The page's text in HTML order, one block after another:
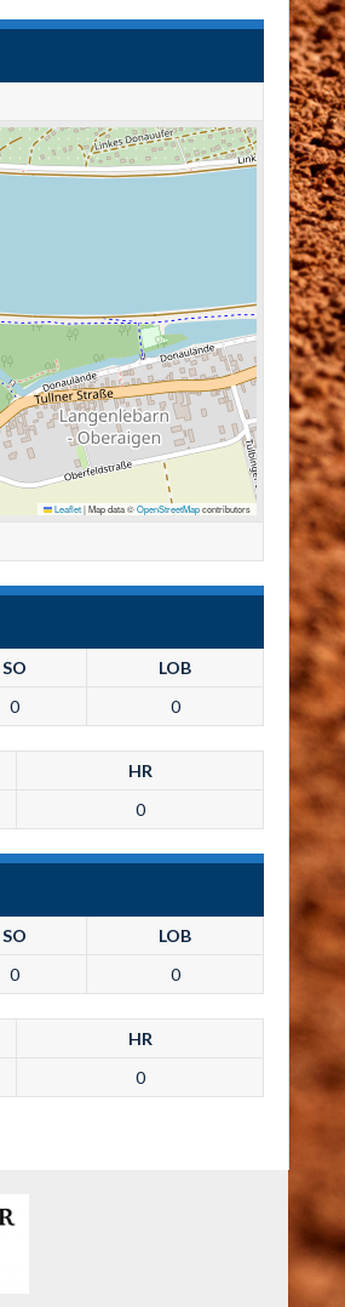
Leaflet|Map data ©OpenStreetMapcontributors
SO
LOB
0 0
HR
0
SO
LOB
0 0
HR
0